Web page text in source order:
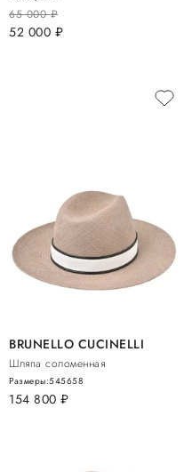
65 000руб.
52 000 руб.
BRUNELLO CUCINELLI
Шляпа соломенная
154 800 руб.
Размеры:545658